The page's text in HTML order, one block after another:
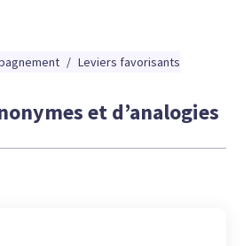
/ Leviers favorisants
et d’analogies